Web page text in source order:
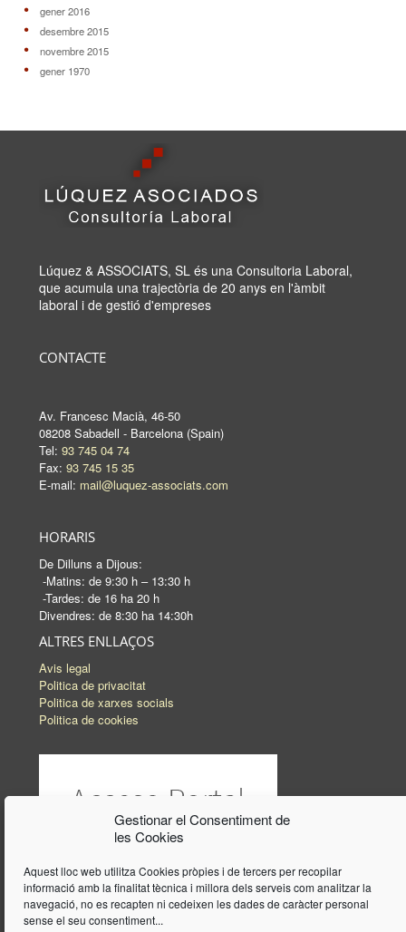
Gestionar el Consentiment de
les Cookies
Aquest lloc web utilitza Cookies pròpies i de tercers per recopilar
informació amb la finalitat tècnica i millora dels serveis com analitzar la
navegació, no es recapten ni cedeixen les dades de caràcter personal
sense el seu consentiment...
gener 2016
desembre 2015
novembre 2015
gener 1970
Lúquez & ASSOCIATS, SL és una Consultoria Laboral,
que acumula una trajectòria de 20 anys en l'àmbit
laboral i de gestió d'empreses
CONTACTE
Av. Francesc Macià, 46-50
08208 Sabadell - Barcelona (Spain)
Tel: 93 745 04 74
Fax: 93 745 15 35
E-mail: mail@luquez-associats.com
HORARIS
De Dilluns a Dijous:
-Matins: de 9:30 h – 13:30 h
-Tardes: de 16 ha 20 h
Divendres: de 8:30 ha 14:30h
ALTRES ENLLAÇOS
Avis legal
Politica de privacitat
Politica de xarxes socials
Politica de cookies